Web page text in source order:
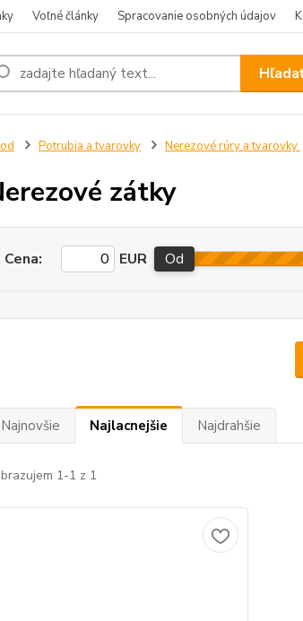
Voľné články Spracovanie osobných údajov
Potrubia a tvarovky Nerezové rúry a tvarovky
zátky
Cena: EUR Od
Najnovšie Najlacnejšie Najdrahšie
1-1 z 1